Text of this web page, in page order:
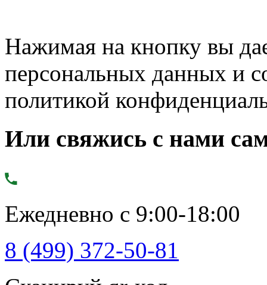
Нажимая на кнопку вы
персональных данных и
политикой
Или свяжись с нами
Ежедневно с 9:00-18:00
8 (499) 372-50-81